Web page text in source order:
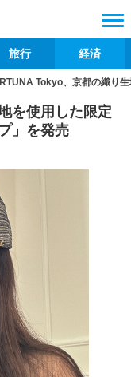
旅行 経済
Tokyo、京都の織り
を使用した限定
」を発売